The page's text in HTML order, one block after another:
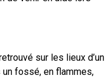
sur les lieux d’un
un fossé, en flammes,